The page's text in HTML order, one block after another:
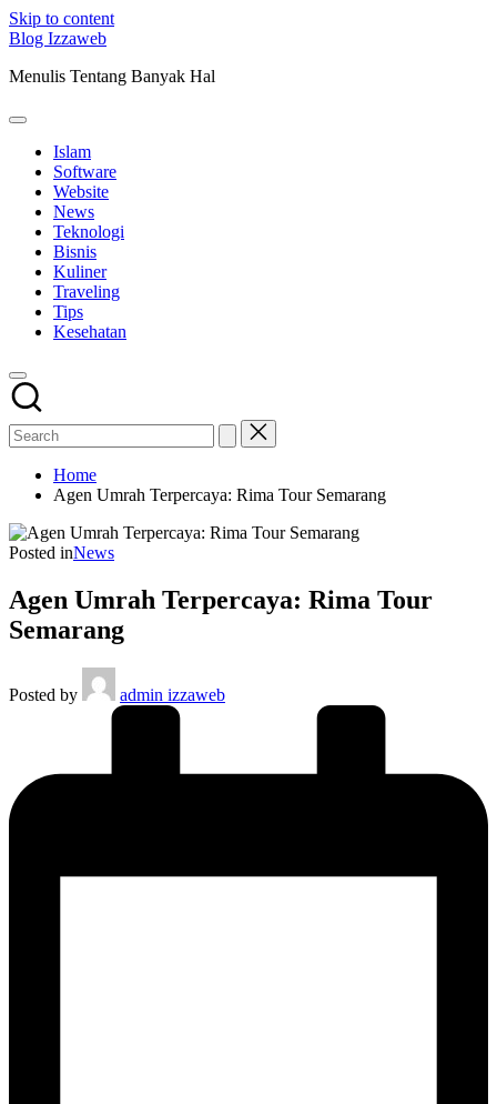
Skip to content
Blog Izzaweb
Menulis Tentang Banyak Hal
Islam
Software
Website
News
Teknologi
Bisnis
Kuliner
Traveling
Tips
Kesehatan
Home
Agen Umrah Terpercaya: Rima Tour Semarang
Posted inNews
Agen Umrah Terpercaya: Rima Tour
Semarang
Posted by admin izzaweb